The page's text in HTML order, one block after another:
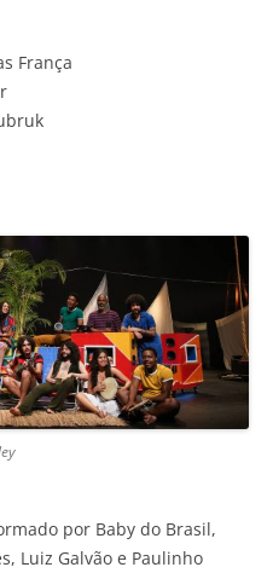
França
por Baby do Brasil,
Luiz Galvão e Paulinho